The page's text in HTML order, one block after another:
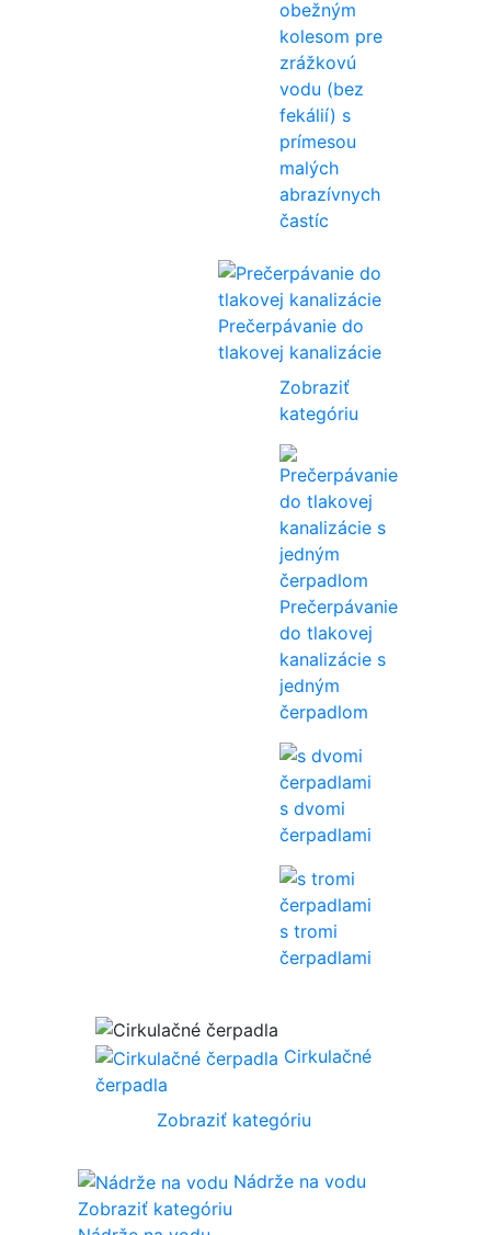
obežným
kolesom pre
zrážkovú
vodu (bez
fekálií) s
prímesou
malých
abrazívnych
častíc
Prečerpávanie do
tlakovej kanalizácie
Zobraziť
kategóriu
Prečerpávanie
do tlakovej
kanalizácie s
jedným
čerpadlom
s dvomi
čerpadlami
s tromi
čerpadlami
Cirkulačné
čerpadla
Zobraziť kategóriu
Nádrže na vodu
Zobraziť kategóriu